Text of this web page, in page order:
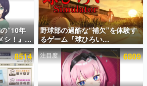
ている記事ランキング
一覧
“10年
！』
マン
ック」
ト、あ
ある！
野球部の過酷な“補欠”を体験す
るゲーム『球ひろい
Simulator』が「1件」のウィッ
シュリストをもとにチェコ語に
対応しSNSで話題に。『キング
ダム・カム』開発元やチェコの
プロ野球選手から称賛の声
8514 注目度 6809